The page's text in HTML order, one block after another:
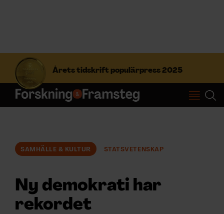
Årets tidskrift populärpress 2025
S
f
t
Prenumerera
ÄMNEN
SAMHÄLLE & KULTUR STATSVETENSKAP
Ny demokrati har
rekordet